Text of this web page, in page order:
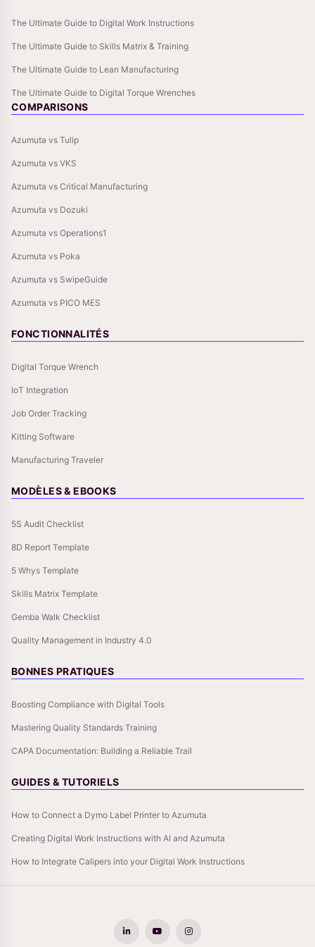
The Ultimate Guide to Digital Work Instructions
The Ultimate Guide to Skills Matrix & Training
The Ultimate Guide to Lean Manufacturing
The Ultimate Guide to Digital Torque Wrenches
COMPARISONS
Azumuta vs Tulip
Azumuta vs VKS
Azumuta vs Critical Manufacturing
Azumuta vs Dozuki
Azumuta vs Operations1
Azumuta vs Poka
Azumuta vs SwipeGuide
Azumuta vs PICO MES
FONCTIONNALITÉS
Digital Torque Wrench
IoT Integration
Job Order Tracking
Kitting Software
Manufacturing Traveler
MODÈLES & EBOOKS
5S Audit Checklist
8D Report Template
5 Whys Template
Skills Matrix Template
Gemba Walk Checklist
Quality Management in Industry 4.0
BONNES PRATIQUES
Boosting Compliance with Digital Tools
Mastering Quality Standards Training
CAPA Documentation: Building a Reliable Trail
GUIDES & TUTORIELS
How to Connect a Dymo Label Printer to Azumuta
Creating Digital Work Instructions with AI and Azumuta
How to Integrate Calipers into your Digital Work Instructions